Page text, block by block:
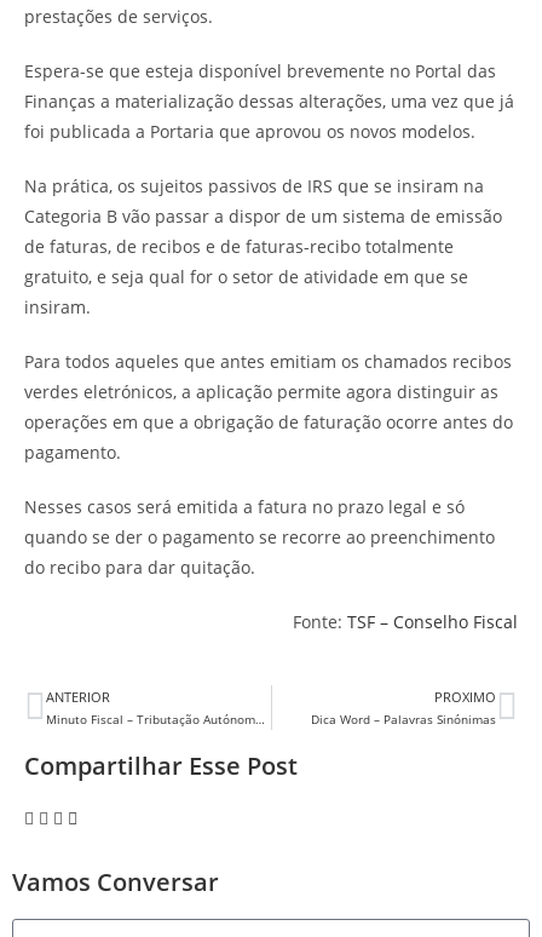
prestações de serviços.
Espera-se que esteja disponível brevemente no Portal das
Finanças a materialização dessas alterações, uma vez que já
foi publicada a Portaria que aprovou os novos modelos.
Na prática, os sujeitos passivos de IRS que se insiram na
Categoria B vão passar a dispor de um sistema de emissão
de faturas, de recibos e de faturas-recibo totalmente
gratuito, e seja qual for o setor de atividade em que se
insiram.
Para todos aqueles que antes emitiam os chamados recibos
verdes eletrónicos, a aplicação permite agora distinguir as
operações em que a obrigação de faturação ocorre antes do
pagamento.
Nesses casos será emitida a fatura no prazo legal e só
quando se der o pagamento se recorre ao preenchimento
do recibo para dar quitação.
Fonte: TSF – Conselho Fiscal
ANTERIOR
Minuto Fiscal – Tributação Autónoma de Viaturas
PROXIMO
Dica Word – Palavras Sinónimas
Compartilhar Esse Post
Vamos Conversar